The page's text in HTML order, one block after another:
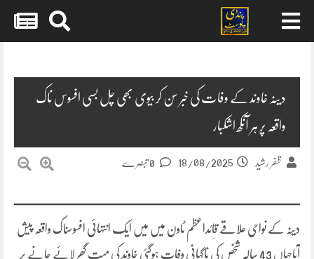
دینہ خاوند کے وفات کی خبر سن کر بیوی بھی چل بسی افسوس ناک
واقعہ پر ہر آنکھ اشکبار
ظفر رشید 18/08/2025
دینہ کے نواحی علاقے قاِئداعظم ٹاون میں میں ایک انتہائی افسوسناک واقعہ پیش
آیاجہاں 43 سالہ شخص کی ناگہانی وفات ہوگئی خاوند کی میت گھر لائے جانے پر